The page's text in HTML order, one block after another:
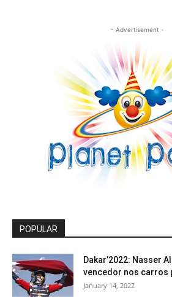
- Advertisement -
POPULAR
Dakar’2022: Nasser
vencedor nos carros
January 14, 2022